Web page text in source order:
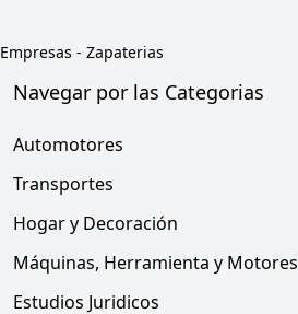
Empresas - Zapaterias
Navegar por las Categorias
Automotores
Transportes
Hogar y Decoración
Máquinas, Herramienta y Motores
Estudios Juridicos